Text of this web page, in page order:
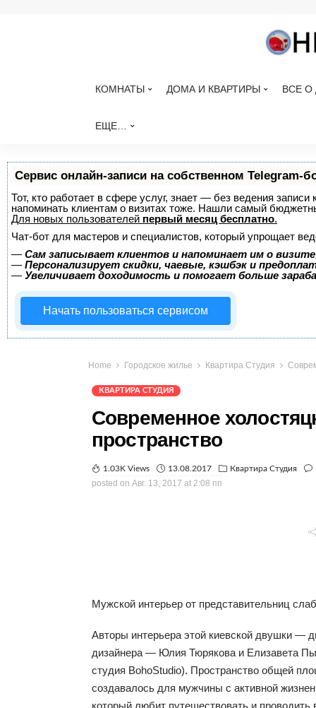
КОМНАТЫ ДОМА И КВАРТИРЫ ВСЕ О
ЕЩЕ…
Сервис онлайн-записи на собственном Telegram-
Тот, кто работает в сфере услуг, знает — без ведения
напоминать клиентам о визитах тоже. Нашли самый
Для новых пользователей первый месяц бесплатно.
Чат-бот для мастеров и специалистов, который упрощает
— Сам записывает клиентов и напоминает им о
— Персонализирует скидки, чаевые, кэшбэк и
— Увеличивает доходимость и помогает больше
Начать пользоваться сервисом
Home Городское жилье Квартира Студия
КВАРТИРА СТУДИЯ
Современное
пространство
1.03K Views 13.08.2017 Квартира Студия
posted on Авг. 13, 2017 at 2:08 пп
Мужской интерьер от представительниц
Авторы интерьера этой киевской двушки —
дизайнера — Юлия Тюрякова и Елизавета
студия BohoStudio). Пространство общей
создавалось для мужчины с активной
который любит путешествовать и проводить